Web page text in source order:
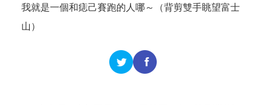
我就是一個和痣己賽跑的人哪～（背剪雙手眺望富士
山）